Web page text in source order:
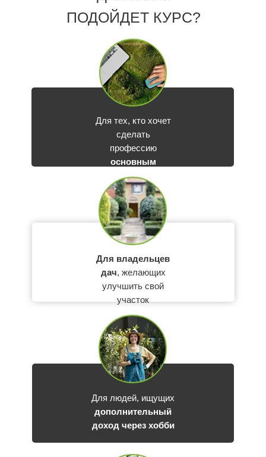
ПОДОЙДЕТ КУРС?
Для тех, кто хочет
сделать
профессию
основным
доходом
Для владельцев
дач, желающих
улучшить свой
участок
Для людей, ищущих
дополнительный
доход через хобби